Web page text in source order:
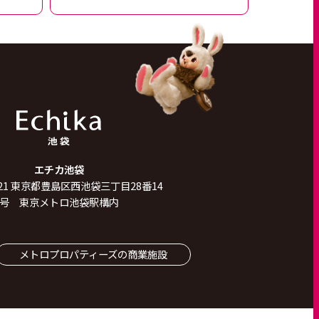
エチカ池袋
東京都豊島区西池袋三丁目28番14
東京メトロ池袋駅構内
メトロプロパティーズの商業施設